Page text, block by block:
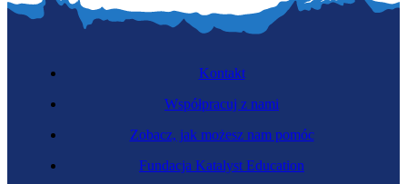
Wychowawca w więzieniu
Kontakt
Współpracuj z nami
Zobacz, jak możesz nam pomóc
Fundacja Katalyst Education